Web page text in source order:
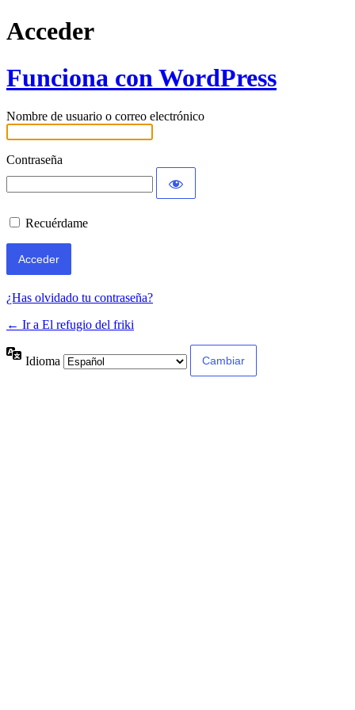
Acceder
Funciona con WordPress
Nombre de usuario o correo electrónico
Contraseña
Recuérdame
¿Has olvidado tu contraseña?
← Ir a El refugio del friki
Idioma